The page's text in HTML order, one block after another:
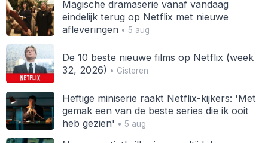
Magische dramaserie vanaf vandaag
eindelijk terug op Netflix met nieuwe
afleveringen• 5 aug
De 10 beste nieuwe films op Netflix (week
32, 2026) • Gisteren
Heftige miniserie raakt Netflix-kijkers: 'Met
gemak een van de beste series die ik ooit
heb gezien' • 5 aug